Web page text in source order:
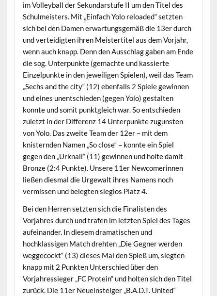
im Volleyball der Sekundarstufe II um den Titel des
Schulmeisters. Mit „Einfach Yolo reloaded“ setzten
sich bei den Damen erwartungsgemäß die 13er durch
und verteidigten ihren Meistertitel aus dem Vorjahr,
wenn auch knapp. Denn den Ausschlag gaben am Ende
die sog. Unterpunkte (gemachte und kassierte
Einzelpunkte in den jeweiligen Spielen), weil das Team
„Sechs and the city“ (12) ebenfalls 2 Spiele gewinnen
und eines unentschieden (gegen Yolo) gestalten
konnte und somit punktgleich war. So entschieden
zuletzt in der Differenz 14 Unterpunkte zugunsten
von Yolo. Das zweite Team der 12er – mit dem
knisternden Namen „So close“ – konnte ein Spiel
gegen den „Urknall“ (11) gewinnen und holte damit
Bronze (2:4 Punkte). Unsere 11er Newcomerinnen
ließen diesmal die Urgewalt ihres Namens noch
vermissen und belegten sieglos Platz 4.
Bei den Herren setzten sich die Finalisten des
Vorjahres durch und trafen im letzten Spiel des Tages
aufeinander. In diesem dramatischen und
hochklassigen Match drehten „Die Gegner werden
weggecockt“ (13) dieses Mal den Spieß um, siegten
knapp mit 2 Punkten Unterschied über den
Vorjahressieger „FC Protein“ und holten sich den Titel
zurück. Die 11er Neueinsteiger „B.A.D.T. United“